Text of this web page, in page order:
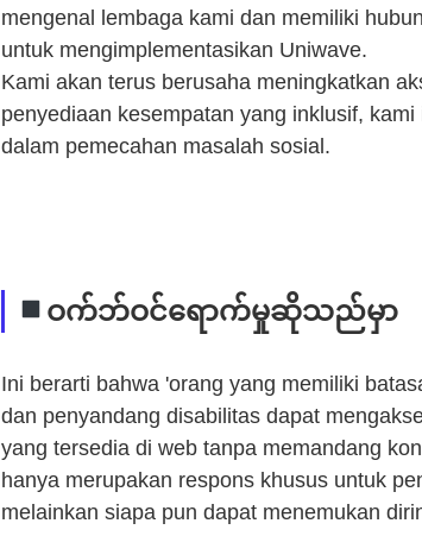
mengenal lembaga kami dan memiliki
untuk mengimplementasikan Uniwave.
Kami akan terus berusaha meningkatkan
penyediaan kesempatan yang inklusif,
dalam pemecahan masalah sosial.
ဝက်ဘ်ဝင်ရောက်မှုဆိုသည်မှာ
Ini berarti bahwa 'orang yang memiliki
dan penyandang disabilitas dapat
yang tersedia di web tanpa memandang
hanya merupakan respons khusus untuk
melainkan siapa pun dapat menemukan